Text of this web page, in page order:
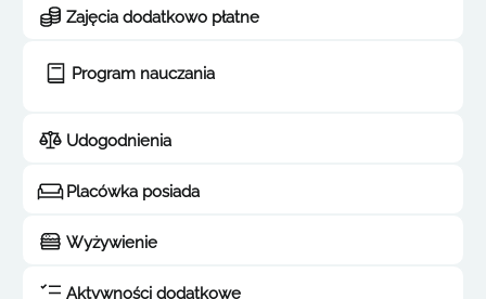
Zajęcia dodatkowo płatne
Program nauczania
Udogodnienia
Placówka posiada
Wyżywienie
Aktywności dodatkowe